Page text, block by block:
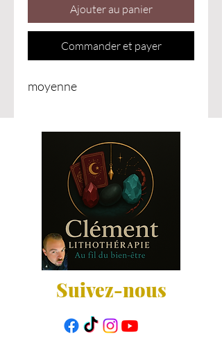
Ajouter au panier
Commander et payer
moyenne
Suivez-nous